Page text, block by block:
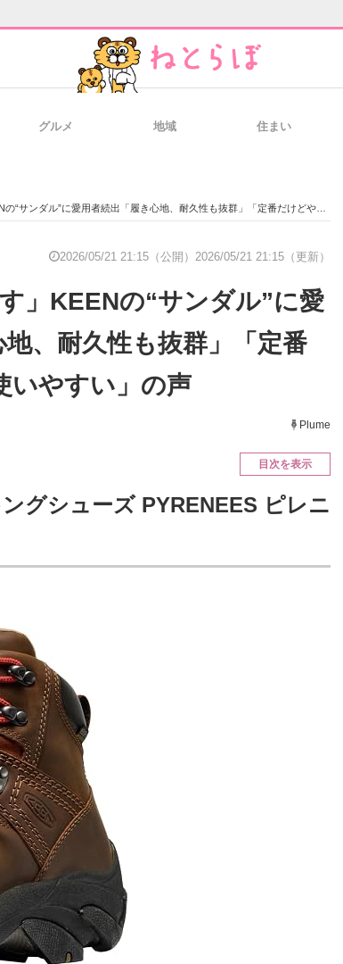
経営リー
サイト 製造業の
エネルギ
グルメ 地域 住まい
ンダル”に愛用者続出「履き心地、耐久性も抜群」「定番だけどやっぱり使いやすい」の声
2026/05/21 21:15（公開） 2026/05/21 21:15（更新）
」KEENの“サンダル”に愛
、耐久性も抜群」「定番
いやすい」の声
Plume
目次を表示
グシューズ PYRENEES ピレニ